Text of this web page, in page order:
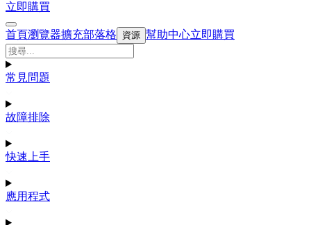
立即購買
首頁瀏覽器擴充部落格 資源 幫助中心立即購買
常見問題
故障排除
快速上手
應用程式